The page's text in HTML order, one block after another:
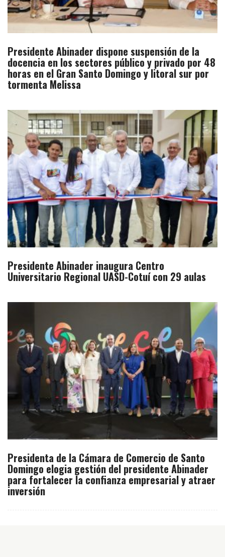
Presidente Abinader dispone suspensión de la
docencia en los sectores público y privado por 48
horas en el Gran Santo Domingo y litoral sur por
tormenta Melissa
Presidente Abinader inaugura Centro
Universitario Regional UASD-Cotuí con 29 aulas
Presidenta de la Cámara de Comercio de Santo
Domingo elogia gestión del presidente Abinader
para fortalecer la confianza empresarial y atraer
inversión